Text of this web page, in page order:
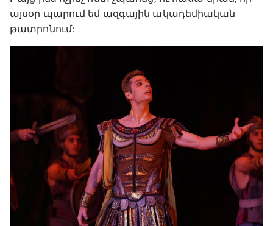
այսօր պարում եմ ազգային ակադեմիական
թատրոնում: